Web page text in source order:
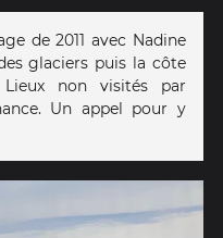
de 2011 avec Nadine
glaciers puis la côte
non visités par
Un appel pour y